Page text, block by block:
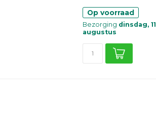
Op voorraad
Bezorging dinsdag, 11
augustus